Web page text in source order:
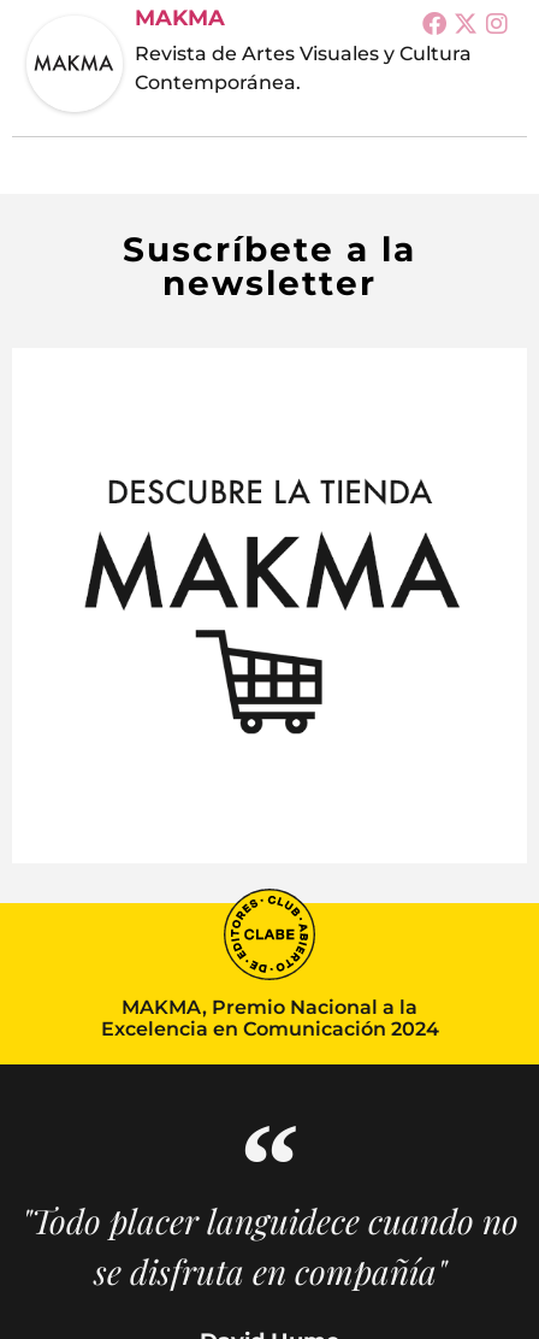
MAKMA
Revista de Artes Visuales y Cultura
Contemporánea.
Suscríbete a la
newsletter
MAKMA, Premio Nacional a la
Excelencia en Comunicación 2024
"Todo placer languidece cuando no
se disfruta en compañía"